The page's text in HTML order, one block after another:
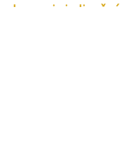
kurzu, je jedinečný.